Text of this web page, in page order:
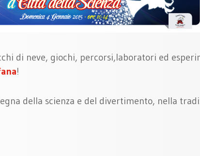
di neve, giochi, percorsi,laboratori ed
!
della scienza e del divertimento, nella